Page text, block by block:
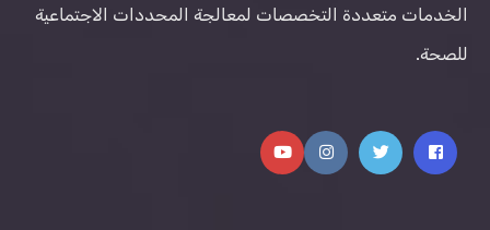
الخدمات متعددة التخصصات لمعالجة المحددات الاجتماعية
للصحة.